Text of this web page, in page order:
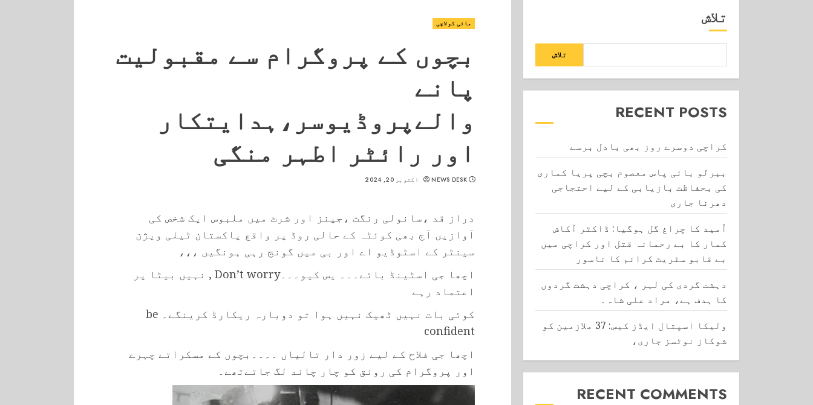
مائی کولاچی
بچوں کے پروگرام سے مقبولیت
پانے
والےپروڈیوسر،ہدایتکار
اور رائٹر اطہر منگی
NEWS DESK اکتوبر 20, 2024
دراز قد ،سانولی رنگت ،جینز اور شرٹ میں ملبوس ایک شخص کی
آوازیں آج بھی کوئٹہ کے حالی روڈ پر واقع پاکستان ٹیلی ویژن
سینٹر کے اسٹوڈیو اے اور بی میں گونج رہی ہونگیں ،،،
اچھا جی اسٹینڈ بائے۔۔۔ یس کیو۔۔۔Don’t worry , نہیں بیٹا پر
اعتماد رہے
کوئی بات نہیں ٹھیک نہیں ہوا تو دوبارہ ریکارڈ کرینگے۔ be
confident
اچھا جی فلاح کے لیے زور دار تالیاں ۔۔۔۔بچوں کے مسکراتے چہرے
اور پروگرام کی رونق کو چار چاند لگ جاتےتھے۔
تلاش
تلاش
RECENT POSTS
کراچی دوسرے روز بھی بادل برسے
ببرلو بائی پاس معصوم بچی پریا کماری
کی بحفاظت بازیابی کے لیے احتجاجی
دھرنا جاری
اُمید کا چراغ گل ہوگیا: ڈاکٹر آکاش
کمار کا بے رحمانہ قتل اور کراچی میں
بے قابو سٹریٹ کرائم کا ناسور
دہشت گردی کی لہر ، کراچی دہشت گردوں
کا ہدف ہے، مراد علی شاہ۔
ولیکا اسپتال ایڈز کیس: 37 ملازمین کو
شوکاز نوٹسز جاری،
RECENT COMMENTS